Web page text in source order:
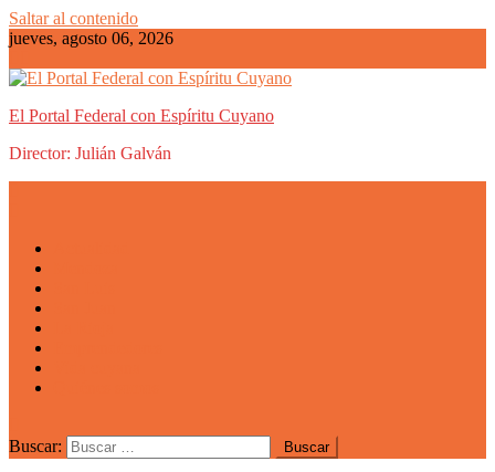
Saltar al contenido
jueves, agosto 06, 2026
El Portal Federal con Espíritu Cuyano
Director: Julián Galván
Buscar: